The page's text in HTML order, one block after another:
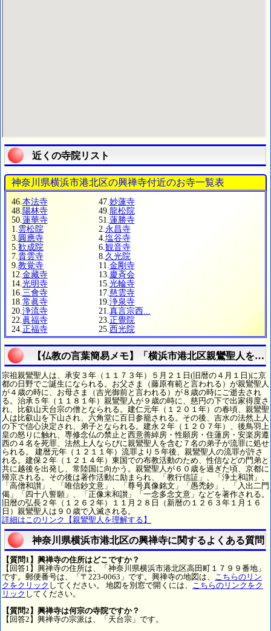
近くの寺院リスト
神奈川県横浜市港北区の興禅寺付近のお寺一覧表
46. 本法寺 47. 妙蓮寺
48. 陽林寺 49. 龍松院
50. 蓮華寺 51. 蓮勝寺
1. 雲松院 2. 永昌寺
3. 圓應寺 4. 塩谷寺
5. 歓成院 6. 観音寺
7. 貴雲寺 8. 久光院
9. 教覚寺 11. 金剛寺
12. 金藏寺 13. 慶斉会
14. 光明寺 15. 光輪寺
16. 三會寺 17. 慈雲寺
18. 常眞寺 19. 浄泉寺
20. 浄流寺 21. 真言宗西...
22. 眞福寺 23. 正覺院
24. 正福寺 25. 西光院
【仏教の言葉簡易メモ】「横浜市港北区親鸞聖人を理
宗祖親鸞聖人は、承安３年（１１７３年）５月２１日(旧暦の４月１日)に京
都の日野でご誕生になられる。お父さま（藤原有範と言われる）が親鸞聖人
が４歳の時に、お母さま（吉光御前と言われる）が８歳の時にご逝去され
る。治承５年（１１８１年）親鸞聖人が９歳の時に、慈円の下で出家得度さ
れ、比叡山天台宗の僧となられる。建仁元年（１２０１年）の春頃、親鸞聖
人は比叡山を下山され、六角堂に百日参籠される。その後、吉水の法然上人
の下で信心決定され、弟子となられる。建永２年（１２０７年）、後鳥羽上
皇の怒りに触れ、専修念仏の禁止と西意善綽房・性願房・住蓮房・安楽房遵
西の４名を死罪、法然上人ならびに親鸞聖人を含む７名の弟子が流罪に処せ
られる。 建暦元年（１２１１年）流罪より５年後、親鸞聖人の流罪が許さ
れる。建保２年（１２１４年）東国での布教活動のため、性信などの門弟と
共に越後を出発し、常陸国に向かう。親鸞聖人が６０歳を過ぎた頃、京都に
帰京される。その後は著作活動に励まられ、「教行信証」、「浄土和讃」、
「高僧和讃」、「唯信鈔文意」、「尊号真像銘文」「愚禿鈔」、「入出二門
偈」「四十八誓願」、「正像末和讃」「一念多念文意」などを著作される。
旧暦の弘長２年（１２６２年）１１月２８日（新暦の１２６３年１月１６
日）親鸞聖人は９０歳で入滅される。
詳細はこのリンク【親鸞聖人を理解する】
神奈川県横浜市港北区の興禅寺に関するよくある質問
【質問1】興禅寺の住所はどこですか？
【回答1】興禅寺の住所は、「神奈川県横浜市港北区高田町１７９９番地」
です。郵便番号は、「〒223-0063」です。興禅寺の地図は、 こちらのリン
クをクリック してください。 地図を別窓で開くには、 こちらのリンクをク
リック してください。
【質問2】興禅寺は何宗の寺院ですか？
【回答2】興禅寺の宗派は、「天台宗」です。